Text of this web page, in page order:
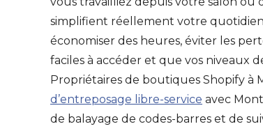
simplifient réellement votre
économiser des heures, éviter les
faciles à accéder et que vos niveaux
Propriétaires de boutiques Shopify à
d’entreposage libre-service avec
de balayage de codes-barres et de